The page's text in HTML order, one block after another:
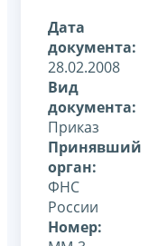
Дата
документа:
28.02.2008
Вид
документа:
Приказ
Принявший
орган:
ФНС
России
Номер: